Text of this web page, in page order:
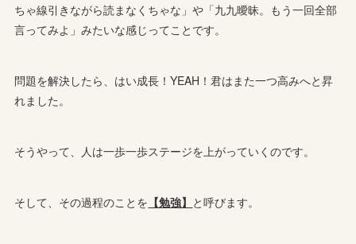
ちゃ線引きながら読まなくちゃな」や「九九曖昧。もう一回全部
言ってみよ」みたいな感じってことです。
問題を解決したら、はい成長！YEAH！君はまた一つ高みへと昇
れました。
そうやって、人は一歩一歩ステージを上がっていくのです。
そして、その過程のことを 【勉強】 と呼びます。